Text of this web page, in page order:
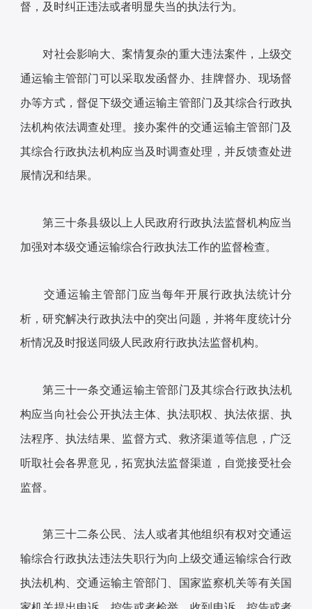
督，及时纠正违法或者明显失当的执法行为。
对社会影响大、案情复杂的重大违法案件，上级交
通运输主管部门可以采取发函督办、挂牌督办、现场督
办等方式，督促下级交通运输主管部门及其综合行政执
法机构依法调查处理。接办案件的交通运输主管部门及
其综合行政执法机构应当及时调查处理，并反馈查处进
展情况和结果。
第三十条县级以上人民政府行政执法监督机构应当
加强对本级交通运输综合行政执法工作的监督检查。
交通运输主管部门应当每年开展行政执法统计分
析，研究解决行政执法中的突出问题，并将年度统计分
析情况及时报送同级人民政府行政执法监督机构。
第三十一条交通运输主管部门及其综合行政执法机
构应当向社会公开执法主体、执法职权、执法依据、执
法程序、执法结果、监督方式、救济渠道等信息，广泛
听取社会各界意见，拓宽执法监督渠道，自觉接受社会
监督。
第三十二条公民、法人或者其他组织有权对交通运
输综合行政执法违法失职行为向上级交通运输综合行政
执法机构、交通运输主管部门、国家监察机关等有关国